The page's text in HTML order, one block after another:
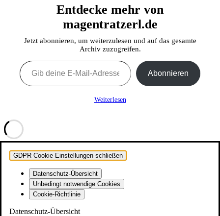
Entdecke mehr von
magentratzerl.de
Jetzt abonnieren, um weiterzulesen und auf das gesamte
Archiv zuzugreifen.
Gib deine E-Mail-Adresse ein ...
Abonnieren
Weiterlesen
GDPR Cookie-Einstellungen schließen
Datenschutz-Übersicht
Unbedingt notwendige Cookies
Cookie-Richtlinie
Datenschutz-Übersicht